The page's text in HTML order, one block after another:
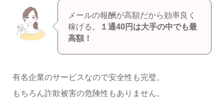
メールの報酬が高額だから効率良く
稼げる。
１通40円は大手の中でも最
高額！
有名企業のサービスなので安全性も完璧。
もちろん詐欺被害の危険性もありません。